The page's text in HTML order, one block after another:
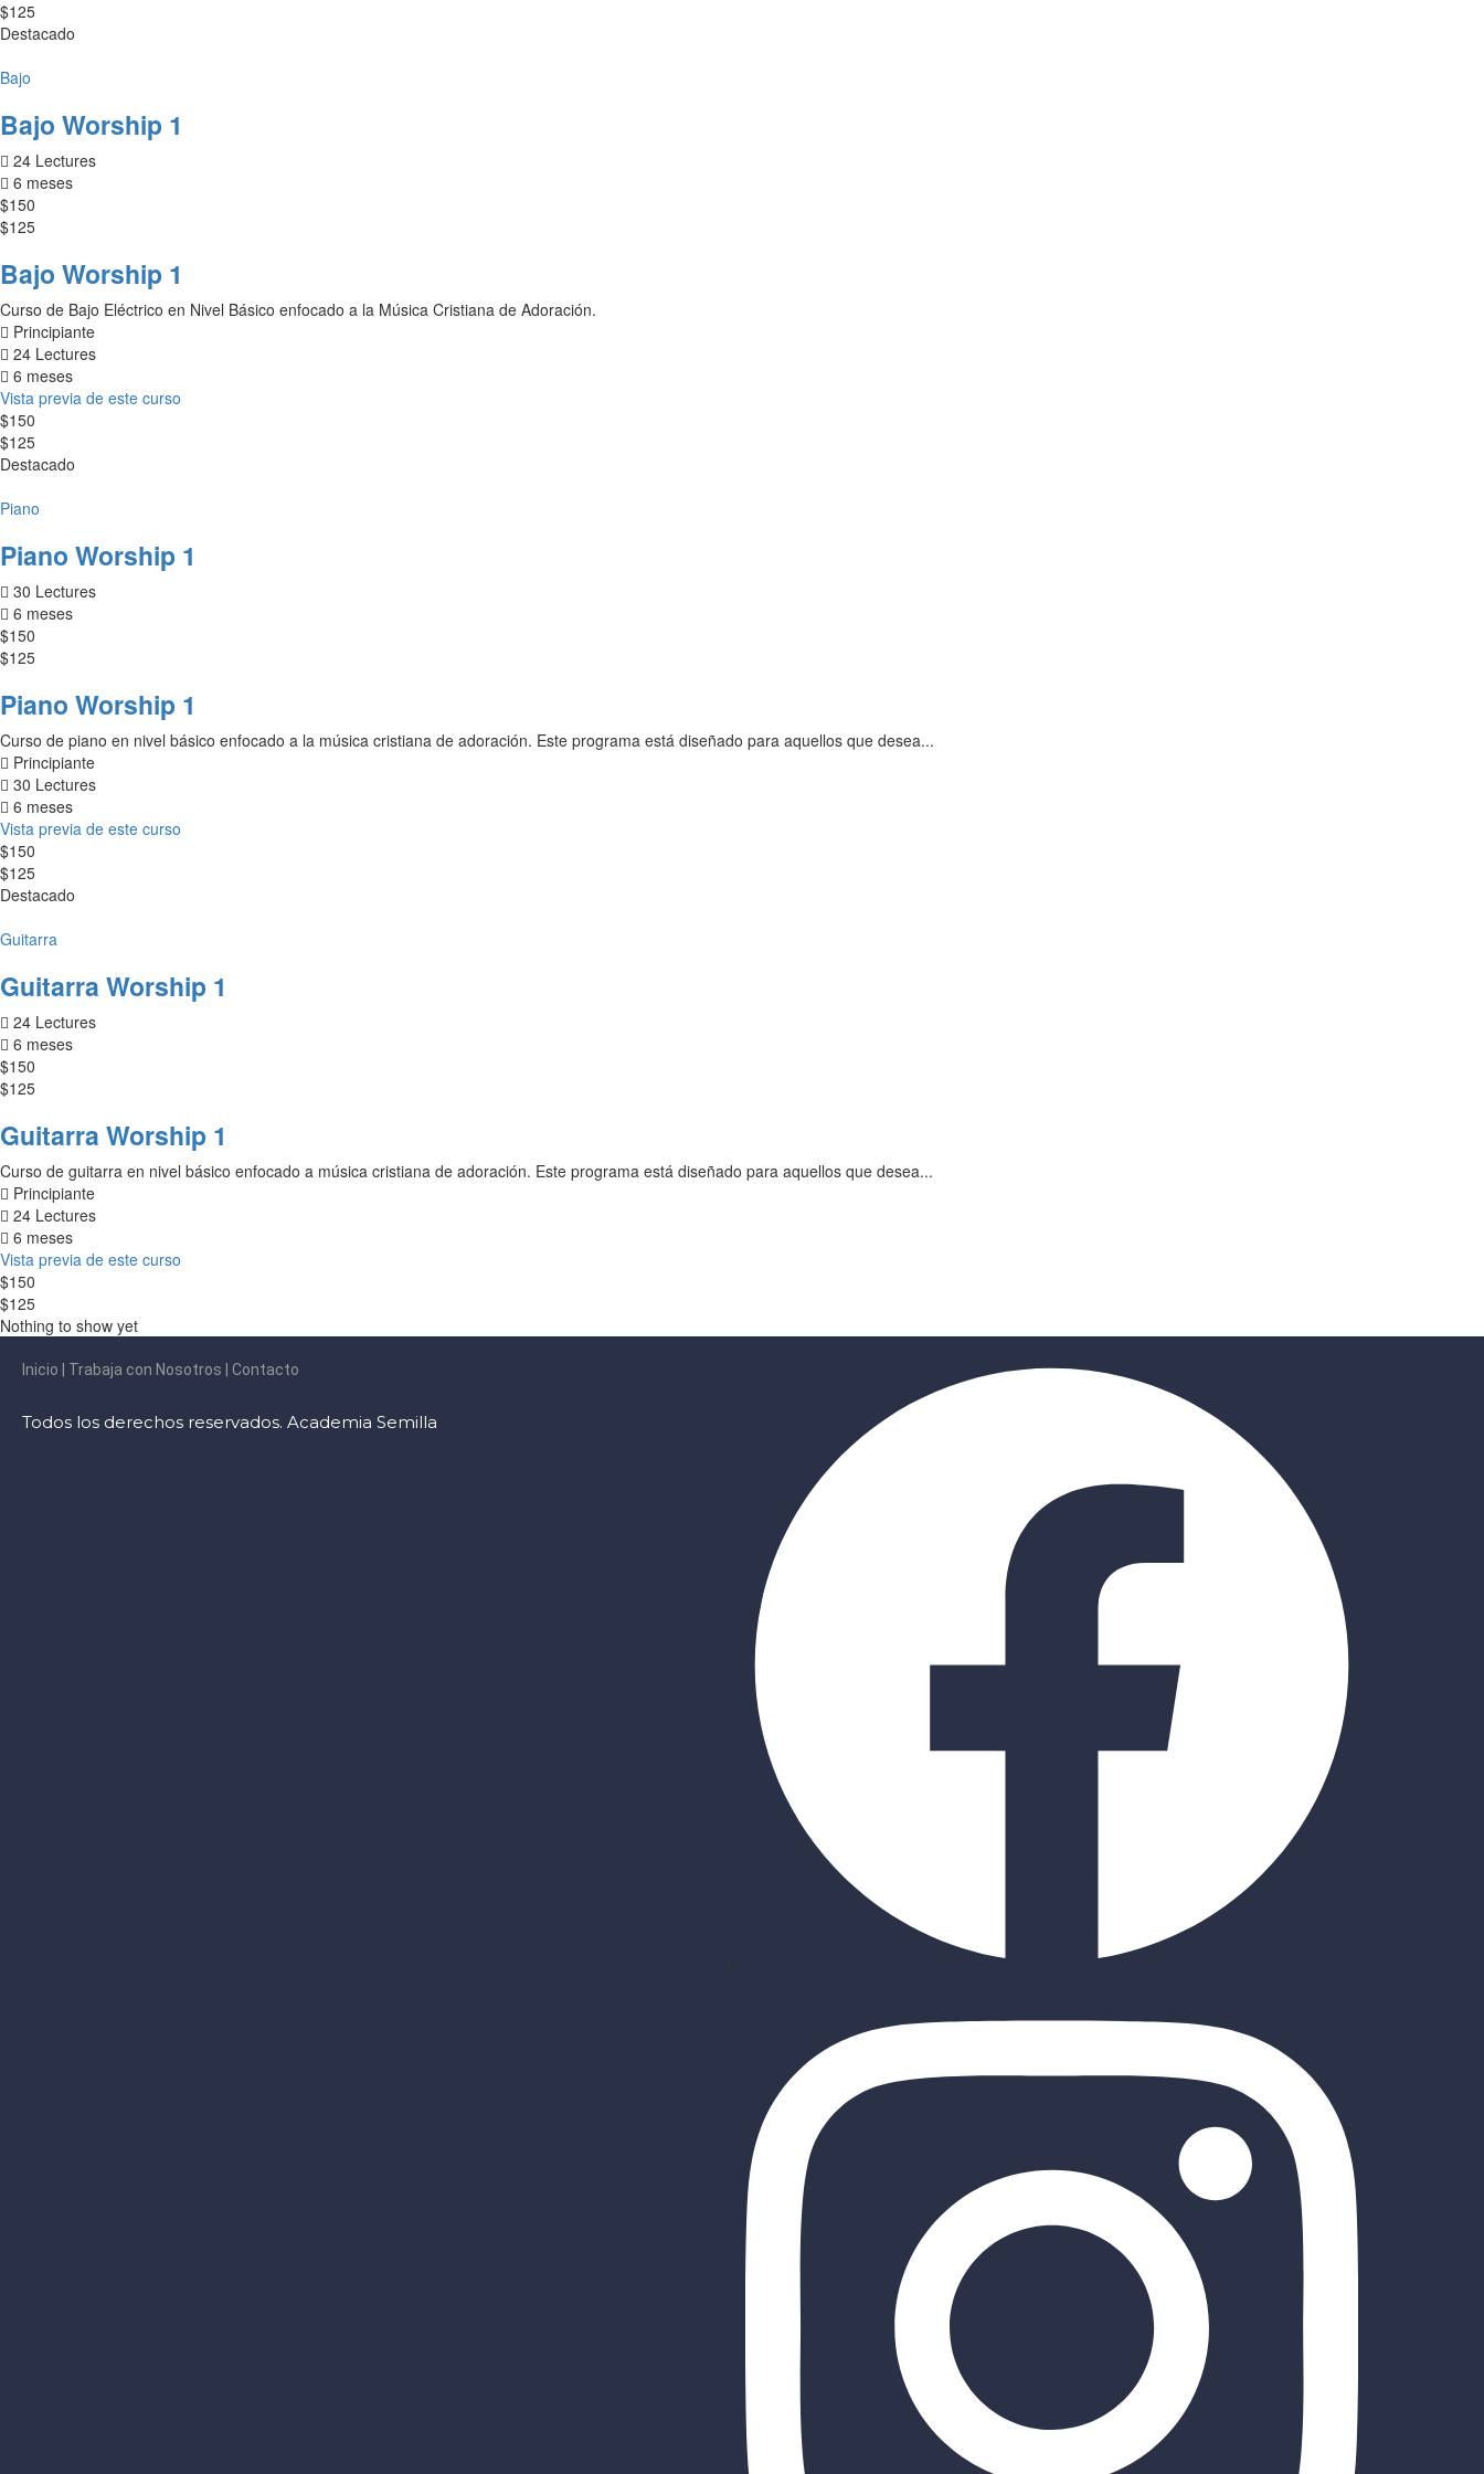
$125
Destacado
Bajo
Bajo Worship 1
24 Lectures
6 meses
$150
$125
Bajo Worship 1
Curso de Bajo Eléctrico en Nivel Básico enfocado a la Música Cristiana de Adoración.
Principiante
24 Lectures
6 meses
Vista previa de este curso
$150
$125
Destacado
Piano
Piano Worship 1
30 Lectures
6 meses
$150
$125
Piano Worship 1
Curso de piano en nivel básico enfocado a la música cristiana de adoración. Este programa está diseñado para aquellos que desea...
Principiante
30 Lectures
6 meses
Vista previa de este curso
$150
$125
Destacado
Guitarra
Guitarra Worship 1
24 Lectures
6 meses
$150
$125
Guitarra Worship 1
Curso de guitarra en nivel básico enfocado a música cristiana de adoración. Este programa está diseñado para aquellos que desea...
Principiante
24 Lectures
6 meses
Vista previa de este curso
$150
$125
Nothing to show yet
Inicio Trabaja con Nosotros Contacto
Todos los derechos reservados. Academia Semilla